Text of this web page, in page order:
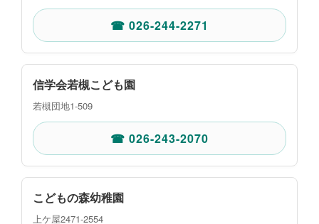
☎ 026-244-2271
信学会若槻こども園
若槻団地1-509
☎ 026-243-2070
こどもの森幼稚園
上ケ屋2471-2554